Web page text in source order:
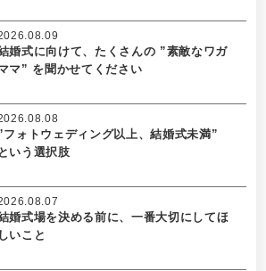
婚式に向けて、たくさんの ”素敵なワガ
マ” を聞かせてください
フォトウェディング以上、結婚式未満”
という選択肢
婚式場を決める前に、一番大切にしてほ
しいこと